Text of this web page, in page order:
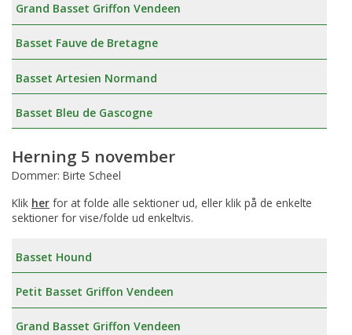
Grand Basset Griffon Vendeen
Basset Fauve de Bretagne
Basset Artesien Normand
Basset Bleu de Gascogne
Herning 5 november
Dommer: Birte Scheel
Klik her for at folde alle sektioner ud, eller klik på de enkelte
sektioner for vise/folde ud enkeltvis.
Basset Hound
Petit Basset Griffon Vendeen
Grand Basset Griffon Vendeen